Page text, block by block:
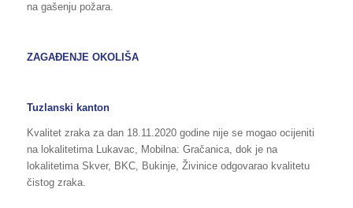
na gašenju požara.
ZAGAĐENJE OKOLIŠA
Tuzlanski kanton
Kvalitet zraka za dan 18.11.2020 godine nije se mogao ocijeniti
na lokalitetima Lukavac, Mobilna: Gračanica, dok je na
lokalitetima Skver, BKC, Bukinje, Živinice odgovarao kvalitetu
čistog zraka.